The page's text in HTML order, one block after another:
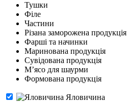
Тушки
Філе
Частини
Різана заморожена продукція
Фарші та начинки
Маринована продукція
Сувідована продукція
М’ясо для шаурми
Формована продукція
Яловичина